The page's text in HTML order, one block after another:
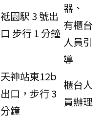
祗園駅 3 號出
口 步行 1 分鐘
器、
有櫃台
人員引
導
天神站東12b
出口，步行 3
分鐘
櫃台人
員辦理